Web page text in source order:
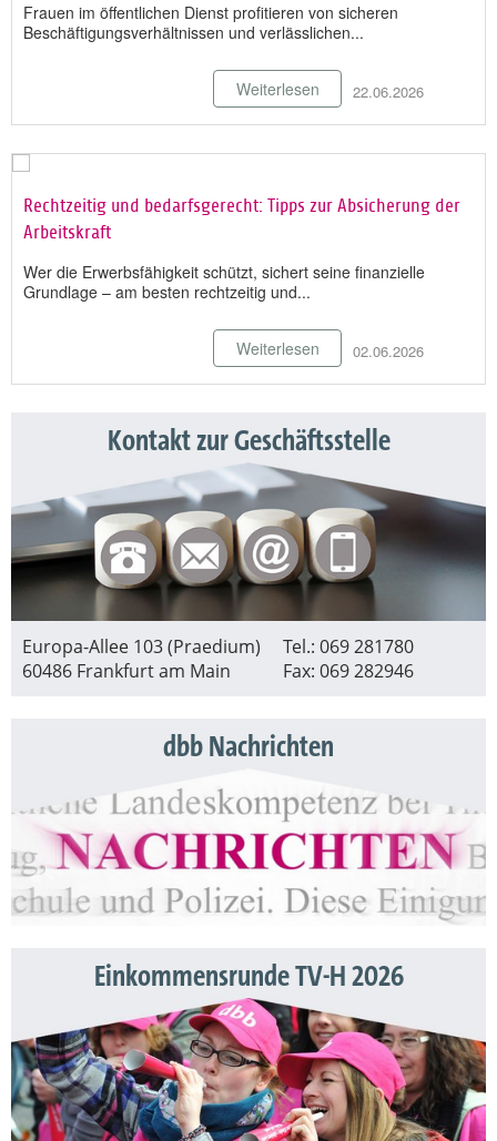
Frauen im öffentlichen Dienst profitieren von sicheren
Beschäftigungsverhältnissen und verlässlichen...
22.06.2026
Weiterlesen
Rechtzeitig und bedarfsgerecht: Tipps zur Absicherung der
Arbeitskraft
Wer die Erwerbsfähigkeit schützt, sichert seine finanzielle
Grundlage – am besten rechtzeitig und...
02.06.2026
Weiterlesen
Kontakt zur Geschäftsstelle
Europa-Allee 103 (Praedium)
60486 Frankfurt am Main
Tel.: 069 281780
Fax: 069 282946
dbb Nachrichten
Einkommensrunde TV-H 2026